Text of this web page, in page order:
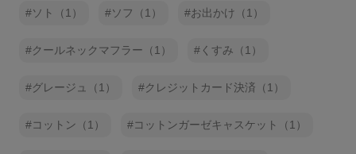
ソト（1） ソフ（1） お出かけ（1）
クールネックマフラー（1） くすみ（1）
グレージュ（1） クレジットカード決済（1）
コットン（1） コットンガーゼキャスケット（1）